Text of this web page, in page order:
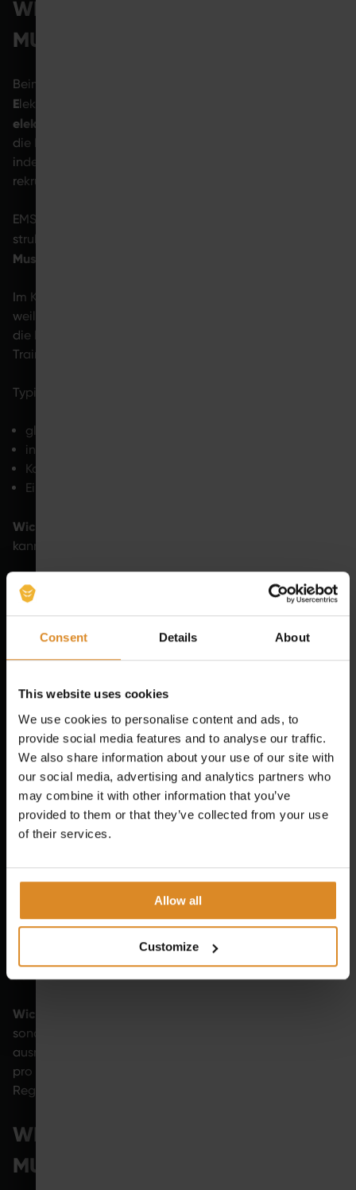
Consent Details About
This website uses cookies
We use cookies to personalise content and ads, to
provide social media features and to analyse our traffic.
We also share information about your use of our site with
our social media, advertising and analytics partners who
may combine it with other information that you’ve
provided to them or that they’ve collected from your use
of their services.
Allow all
Customize
WELCHE ROLLE SPIELT EMS BEIM
MUSKELAUFBAU?
Beim Muskelaufbau mit
Elektro
elektrische Impulse aktiviert
die Muskelkontraktion während der Bewegungsabläufe,
indem die Muskelfasern schneller und effizienter
rekrutiert werden als bei einem herkömmlichen Training.
EMS-Training wird dabei häufig im Rahmen eines
strukturierten Trainings eingesetzt und kann
Muskelgruppen gleichzeitig
Im Kontext Muskelaufbau ist EMS vor allem interessant,
weil es klassische Trainingsreize ergänzt und es erlaubt,
die Muskulatur gezielt zu aktivieren – unabhängig vom
Trainingsort oder vom eingesetzten Equipment.
Typische Merkmale sind:
gleichzeitige Aktivierung mehrerer Muskelgruppen
individuell anpassbare Trainingsintensität
Kombination aus Bewegung und Muskelstimulation
Einsatz im Kraft- oder funktionellen Training
Wichtig:
kann dieses jedoch ergänzend unterstützen.
HIER FINDEST DU COMPETENCE CENTER IN DEINER
NÄHE
WIE OFT SOLLTE MAN TRAINIEREN,
UM MUSKELN AUFZUBAUEN?
Für Muskelaufbau ist Regelmäßigkeit entscheidend. Wie
häufig trainiert wird, hängt allerdings von verschiedenen
Faktoren wieTrainingsstand, Intensität, Regeneration,
Alltag und Belastung
Für Muskelaufbau hat sich in der Praxis ein
Trainingsumfang von etwa 2 bis 5 Einheiten pro Woche
bewährt. Anfänger kommen meist mit 2–3
häufiger trainieren und einzelne Muskelgruppen gezielter
Wichtig:
sondern dass jede Muskelgruppe regelmäßig
ausreichend belastet wird, idealerweise etwa zweimal
pro Woche. Zudem muss genügend Zeit zur
Regeneration bleiben.
WIE KANN MAN ZU HAUSE
MUSKELN AUFBAUEN?